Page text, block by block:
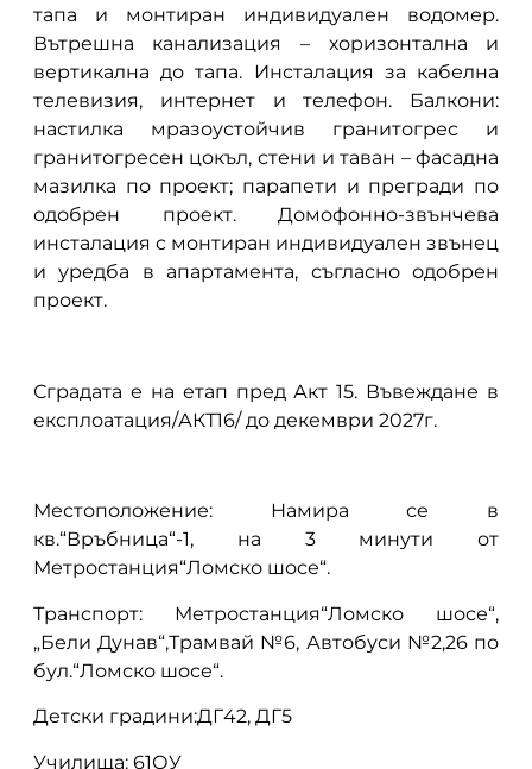
тапа и монтиран индивидуален водомер.
Вътрешна канализация – хоризонтална и
вертикална до тапа. Инсталация за кабелна
телевизия, интернет и телефон. Балкони:
настилка мразоустойчив гранитогрес и
гранитогресен цокъл, стени и таван – фасадна
мазилка по проект; парапети и прегради по
одобрен проект. Домофонно-звънчева
инсталация с монтиран индивидуален звънец
и уредба в апартамента, съгласно одобрен
проект.
Сградата е на етап пред Акт 15. Въвеждане в
експлоатация/АКТ16/ до декември 2027г.
Местоположение: Намира се в
кв.“Връбница“-1, на 3 минути от
Метростанция“Ломско шосе“.
Транспорт: Метростанция“Ломско шосе“,
„Бели Дунав“,Трамвай №6, Автобуси №2,26 по
бул.“Ломско шосе“.
Детски градини:ДГ42, ДГ5
Училища: 61ОУ